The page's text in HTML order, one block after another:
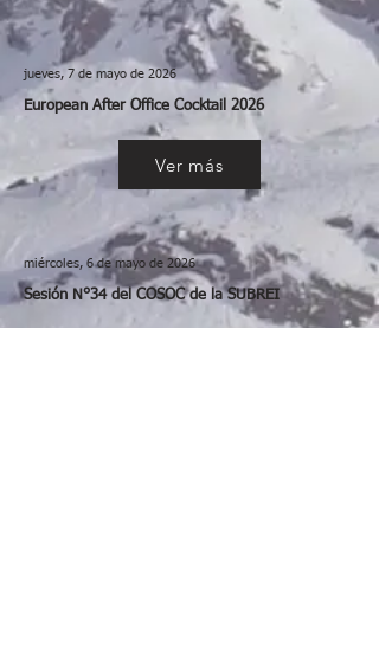
jueves, 7 de mayo de 2026
European After Office Cocktail 2026
Ver más
miércoles, 6 de mayo de 2026
Sesión N°34 del COSOC de la SUBREI